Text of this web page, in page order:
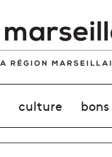
culture